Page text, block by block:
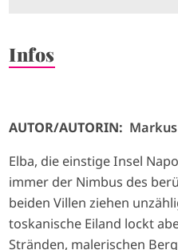
Infos
AUTOR/AUTORIN:
Elba, die einstige Insel
immer der Nimbus des
beiden Villen ziehen
toskanische Eiland lockt
Stränden, malerischen